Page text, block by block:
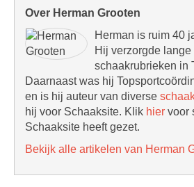
Over Herman Grooten
Herman is ruim 40
Hij verzorgde lange
schaakrubrieken in
Daarnaast was hij
en is hij auteur van diverse
hij voor Schaaksite. Klik hier voor
Schaaksite heeft gezet.
Bekijk alle artikelen van Herman